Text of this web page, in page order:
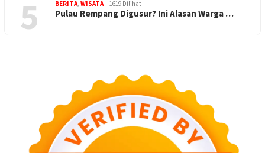
5 BERITA, WISATA 1619 Dilihat
Pulau Rempang Digusur? Ini Alasan Warga …